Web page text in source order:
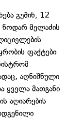
გუშინ, 12
ნოდარ მელაძის
ფაქტები
აღნიშნული
ყველა მათგანი
აღიარების